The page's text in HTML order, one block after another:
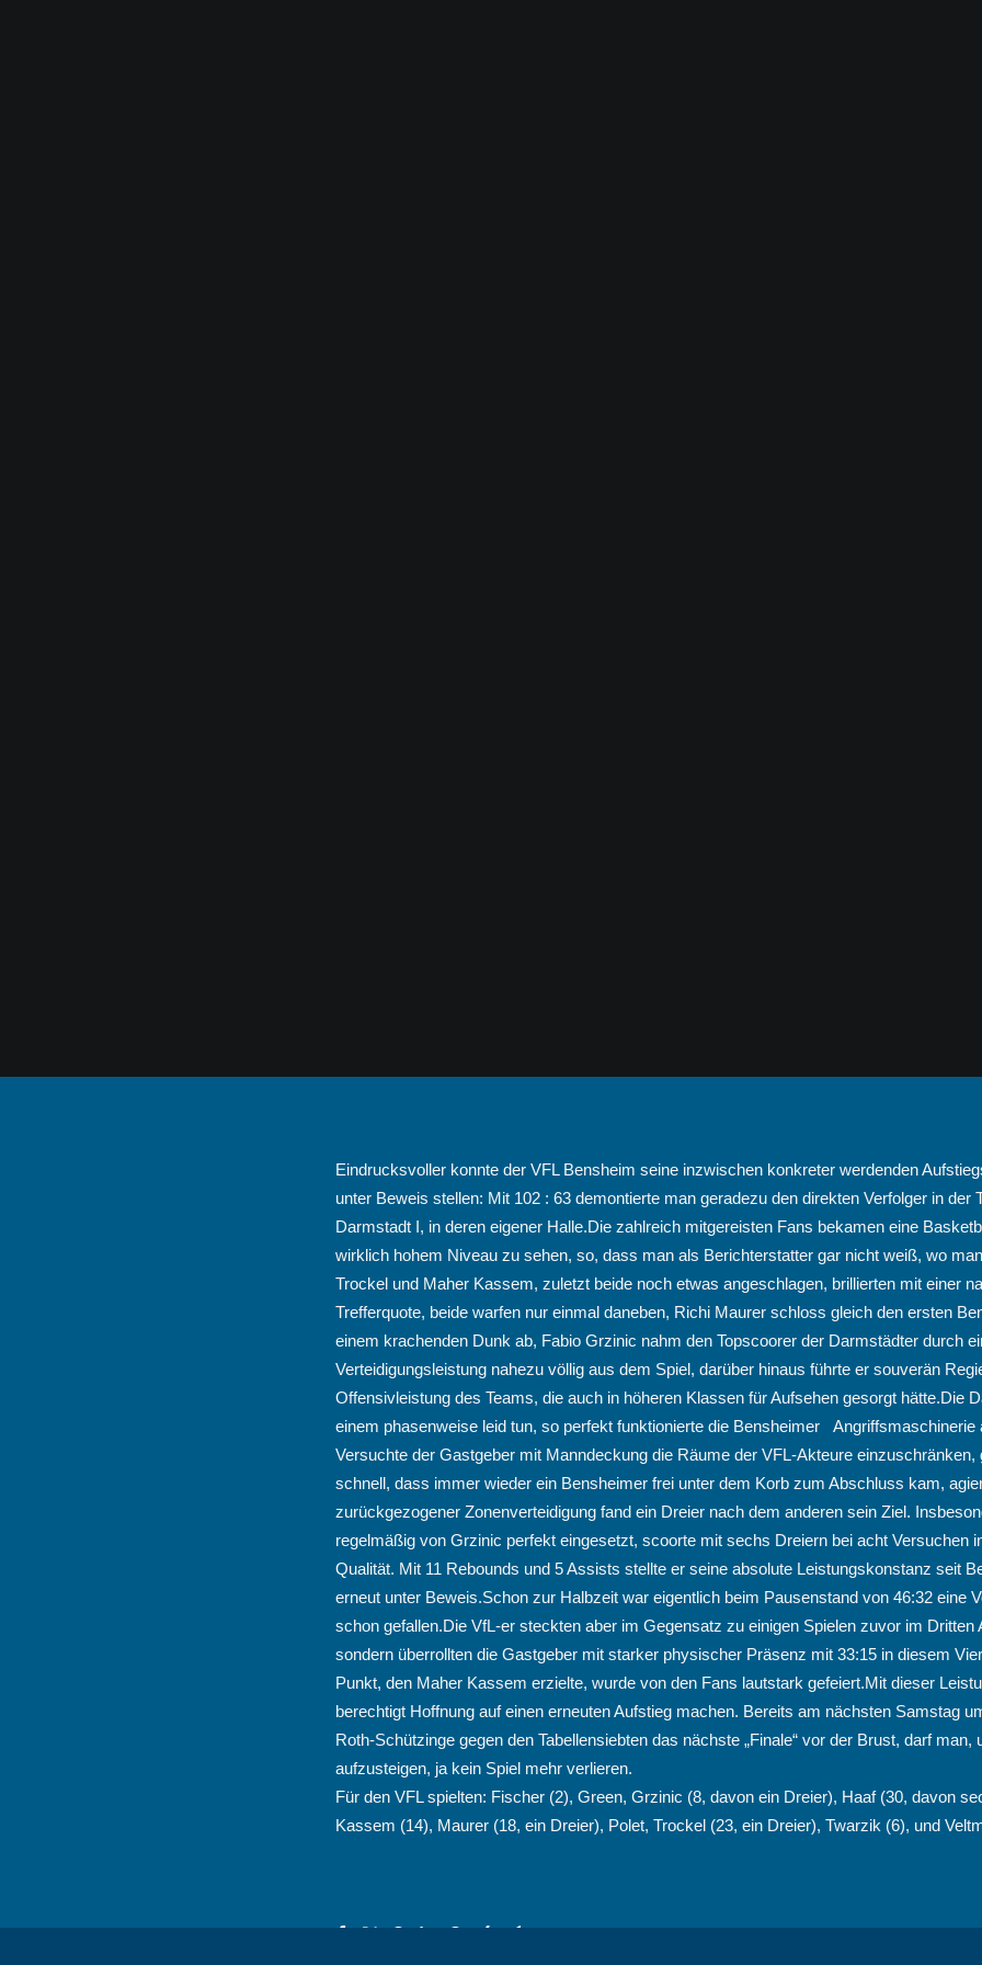
Eindrucksvoller konnte der VFL Bensheim seine inzwischen konkreter werdenden
unter Beweis stellen: Mit 102 : 63 demontierte man geradezu den direkten Verfolger in der
Darmstadt I, in deren eigener Halle.Die zahlreich mitgereisten Fans bekamen eine
wirklich hohem Niveau zu sehen, so, dass man als Berichterstatter gar nicht weiß, wo
Trockel und Maher Kassem, zuletzt beide noch etwas angeschlagen, brillierten mit einer
Trefferquote, beide warfen nur einmal daneben, Richi Maurer schloss gleich den ersten
einem krachenden Dunk ab, Fabio Grzinic nahm den Topscoorer der Darmstädter durch
Verteidigungsleistung nahezu völlig aus dem Spiel, darüber hinaus führte er souverän
Offensivleistung des Teams, die auch in höheren Klassen für Aufsehen gesorgt hätte.Die
einem phasenweise leid tun, so perfekt funktionierte die Bensheimer Angriffsmaschinerie
Versuchte der Gastgeber mit Manndeckung die Räume der VFL-Akteure
schnell, dass immer wieder ein Bensheimer frei unter dem Korb zum Abschluss kam,
zurückgezogener Zonenverteidigung fand ein Dreier nach dem anderen sein Ziel.
regelmäßig von Grzinic perfekt eingesetzt, scoorte mit sechs Dreiern bei acht Versuchen
Qualität. Mit 11 Rebounds und 5 Assists stellte er seine absolute Leistungskonstanz seit
erneut unter Beweis.Schon zur Halbzeit war eigentlich beim Pausenstand von 46:32 eine
schon gefallen.Die VfL-er steckten aber im Gegensatz zu einigen Spielen zuvor im Dritten
sondern überrollten die Gastgeber mit starker physischer Präsenz mit 33:15 in diesem
Punkt, den Maher Kassem erzielte, wurde von den Fans lautstark gefeiert.Mit dieser
berechtigt Hoffnung auf einen erneuten Aufstieg machen. Bereits am nächsten Samstag
Roth-Schützinge gegen den Tabellensiebten das nächste „Finale“ vor der Brust, darf man,
aufzusteigen, ja kein Spiel mehr verlieren.
Für den VFL spielten: Fischer (2), Green, Grzinic (8, davon ein Dreier), Haaf (30, davon
Kassem (14), Maurer (18, ein Dreier), Polet, Trockel (23, ein Dreier), Twarzik (6), und